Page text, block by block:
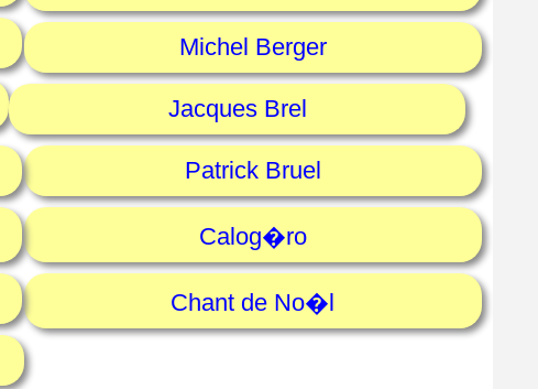
Michel Berger
Jacques Brel
Patrick Bruel
Calog�ro
Chant de No�l